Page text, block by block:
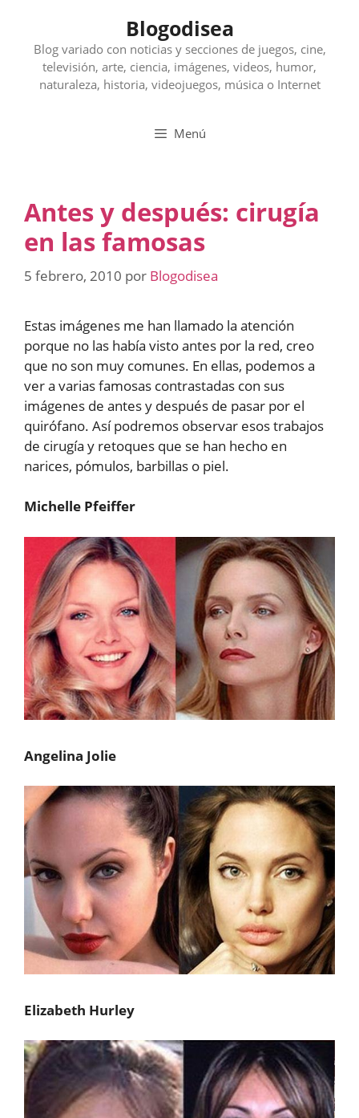
contenido
Blogodisea
Blog variado con noticias y secciones de juegos, cine,
televisión, arte, ciencia, imágenes, videos, humor,
naturaleza, historia, videojuegos, música o Internet
Menú
Antes y después: cirugía
en las famosas
5 febrero, 2010 por Blogodisea
Estas imágenes me han llamado la atención
porque no las había visto antes por la red, creo
que no son muy comunes. En ellas, podemos a
ver a varias famosas contrastadas con sus
imágenes de antes y después de pasar por el
quirófano. Así podremos observar esos trabajos
de cirugía y retoques que se han hecho en
narices, pómulos, barbillas o piel.
Michelle Pfeiffer
Angelina Jolie
Elizabeth Hurley